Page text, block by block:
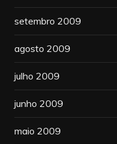
setembro 2009
agosto 2009
julho 2009
junho 2009
maio 2009